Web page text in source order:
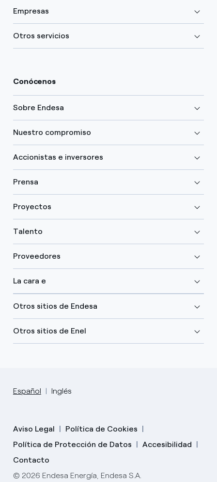
Empresas
Otros servicios
Conócenos
Sobre Endesa
Nuestro compromiso
Accionistas e inversores
Prensa
Proyectos
Talento
Proveedores
La cara e
Otros sitios de Endesa
Otros sitios de Enel
Español Inglés
Aviso Legal
Política de Cookies
Política de Protección de Datos
Accesibilidad
Contacto
© 2026 Endesa Energía, Endesa S.A.